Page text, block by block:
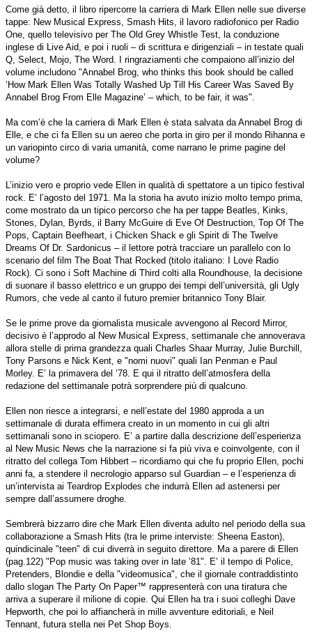
Come già detto, il libro ripercorre la carriera di Mark Ellen nelle sue diverse
tappe: New Musical Express, Smash Hits, il lavoro radiofonico per Radio
One, quello televisivo per The Old Grey Whistle Test, la conduzione
inglese di Live Aid, e poi i ruoli – di scrittura e dirigenziali – in testate quali
Q, Select, Mojo, The Word. I ringraziamenti che compaiono all’inizio del
volume includono "Annabel Brog, who thinks this book should be called
‘How Mark Ellen Was Totally Washed Up Till His Career Was Saved By
Annabel Brog From Elle Magazine’ – which, to be fair, it was".
Ma com’è che la carriera di Mark Ellen è stata salvata da Annabel Brog di
Elle, e che ci fa Ellen su un aereo che porta in giro per il mondo Rihanna e
un variopinto circo di varia umanità, come narrano le prime pagine del
volume?
L’inizio vero e proprio vede Ellen in qualità di spettatore a un tipico festival
rock. E’ l’agosto del 1971. Ma la storia ha avuto inizio molto tempo prima,
come mostrato da un tipico percorso che ha per tappe Beatles, Kinks,
Stones, Dylan, Byrds, il Barry McGuire di Eve Of Destruction, Top Of The
Pops, Captain Beefheart, i Chicken Shack e gli Spirit di The Twelve
Dreams Of Dr. Sardonicus – il lettore potrà tracciare un parallelo con lo
scenario del film The Boat That Rocked (titolo italiano: I Love Radio
Rock). Ci sono i Soft Machine di Third colti alla Roundhouse, la decisione
di suonare il basso elettrico e un gruppo dei tempi dell’università, gli Ugly
Rumors, che vede al canto il futuro premier britannico Tony Blair.
Se le prime prove da giornalista musicale avvengono al Record Mirror,
decisivo è l’approdo al New Musical Express, settimanale che annoverava
allora stelle di prima grandezza quali Charles Shaar Murray, Julie Burchill,
Tony Parsons e Nick Kent, e "nomi nuovi" quali Ian Penman e Paul
Morley. E’ la primavera del ’78. E qui il ritratto dell’atmosfera della
redazione del settimanale potrà sorprendere più di qualcuno.
Ellen non riesce a integrarsi, e nell’estate del 1980 approda a un
settimanale di durata effimera creato in un momento in cui gli altri
settimanali sono in sciopero. E’ a partire dalla descrizione dell’esperienza
al New Music News che la narrazione si fa più viva e coinvolgente, con il
ritratto del collega Tom Hibbert – ricordiamo qui che fu proprio Ellen, pochi
anni fa, a stendere il necrologio apparso sul Guardian – e l’esperienza di
un’intervista ai Teardrop Explodes che indurrà Ellen ad astenersi per
sempre dall’assumere droghe.
Sembrerà bizzarro dire che Mark Ellen diventa adulto nel periodo della sua
collaborazione a Smash Hits (tra le prime interviste: Sheena Easton),
quindicinale "teen" di cui diverrà in seguito direttore. Ma a parere di Ellen
(pag.122) "Pop music was taking over in late ’81". E’ il tempo di Police,
Pretenders, Blondie e della "videomusica", che il giornale contraddistinto
dallo slogan The Party On Paper™ rappresenterà con una tiratura che
arriva a superare il milione di copie. Qui Ellen ha tra i suoi colleghi Dave
Hepworth, che poi lo affiancherà in mille avventure editoriali, e Neil
Tennant, futura stella nei Pet Shop Boys.